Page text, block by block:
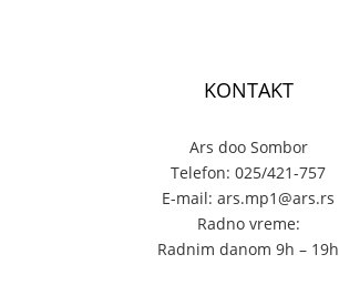
KONTAKT
Ars doo Sombor
Telefon: 025/421-757
E-mail: ars.mp1@ars.rs
Radno vreme:
Radnim danom 9h – 19h